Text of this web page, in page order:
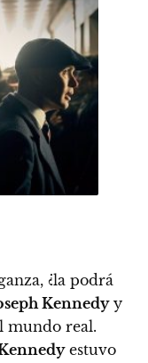
¿la podrá
Kennedyy
mundo real.
estuvo